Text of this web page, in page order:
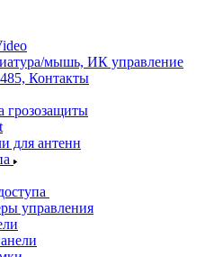
мышь, ИК управление
Контакты
грозозащиты
для антенн
управления